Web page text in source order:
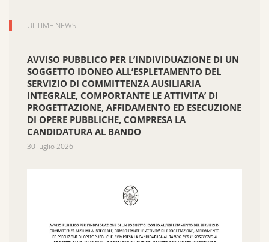
ULTIME NEWS
AVVISO PUBBLICO PER L’INDIVIDUAZIONE DI UN
SOGGETTO IDONEO ALL’ESPLETAMENTO DEL
SERVIZIO DI COMMITTENZA AUSILIARIA
INTEGRALE, COMPORTANTE LE ATTIVITA’ DI
PROGETTAZIONE, AFFIDAMENTO ED ESECUZIONE
DI OPERE PUBBLICHE, COMPRESA LA
CANDIDATURA AL BANDO
30 luglio 2026